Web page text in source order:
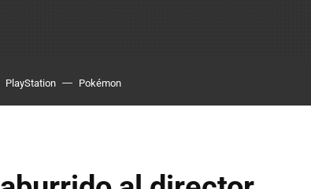
PlayStation Pokémon